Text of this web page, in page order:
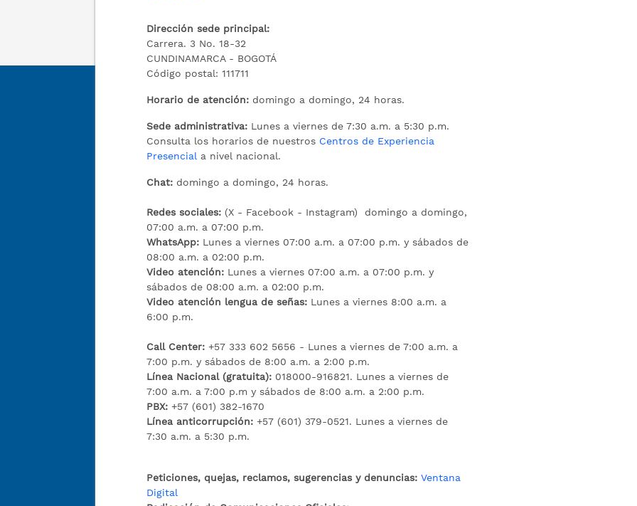
Dirección sede principal:
Carrera. 3 No. 18-32
CUNDINAMARCA - BOGOTÁ
Código postal: 111711
Horario de atención: domingo a domingo, 24 horas.
Sede administrativa: Lunes a viernes de 7:30 a.m. a 5:30 p.m.
Consulta los horarios de nuestros Centros de Experiencia
Presencial a nivel nacional.
Chat: domingo a domingo, 24 horas.
Redes sociales: (X - Facebook - Instagram) domingo a domingo,
07:00 a.m. a 07:00 p.m.
WhatsApp: Lunes a viernes 07:00 a.m. a 07:00 p.m. y sábados de
08:00 a.m. a 02:00 p.m.
Video atención: Lunes a viernes 07:00 a.m. a 07:00 p.m. y
sábados de 08:00 a.m. a 02:00 p.m.
Video atención lengua de señas: Lunes a viernes 8:00 a.m. a
6:00 p.m.
Call Center:+57 333 602 5656 - Lunes a viernes de 7:00 a.m. a
7:00 p.m. y sábados de 8:00 a.m. a 2:00 p.m.
Línea Nacional (gratuita): 018000-916821. Lunes a viernes de
7:00 a.m. a 7:00 p.m y sábados de 8:00 a.m. a 2:00 p.m.
PBX:+57 (601) 382-1670
Línea anticorrupción:+57 (601) 379-0521. Lunes a viernes de
7:30 a.m. a 5:30 p.m.
Peticiones, quejas, reclamos, sugerencias y denuncias: Ventana
Digital